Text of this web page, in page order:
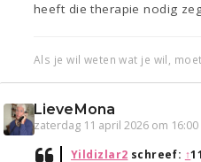
heeft die therapie nodig
Als je wil weten wat je wil,
LieveMona
zaterdag 11 april 2026 om 16:00
Yildizlar2 schreef: ↑